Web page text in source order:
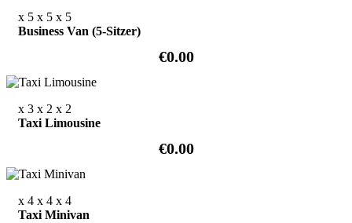
x 5 x 5 x 5
Business Van (5-Sitzer)
€0.00
x 3 x 2 x 2
Taxi Limousine
€0.00
x 4 x 4 x 4
Taxi Minivan